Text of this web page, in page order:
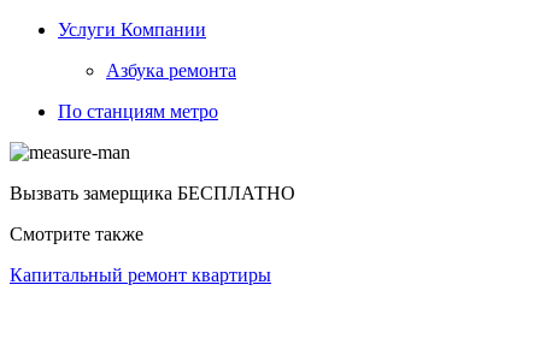
Услуги Компании
Азбука ремонта
По станциям метро
Вызвать замерщика БЕСПЛАТНО
Смотрите также
Капитальный ремонт квартиры